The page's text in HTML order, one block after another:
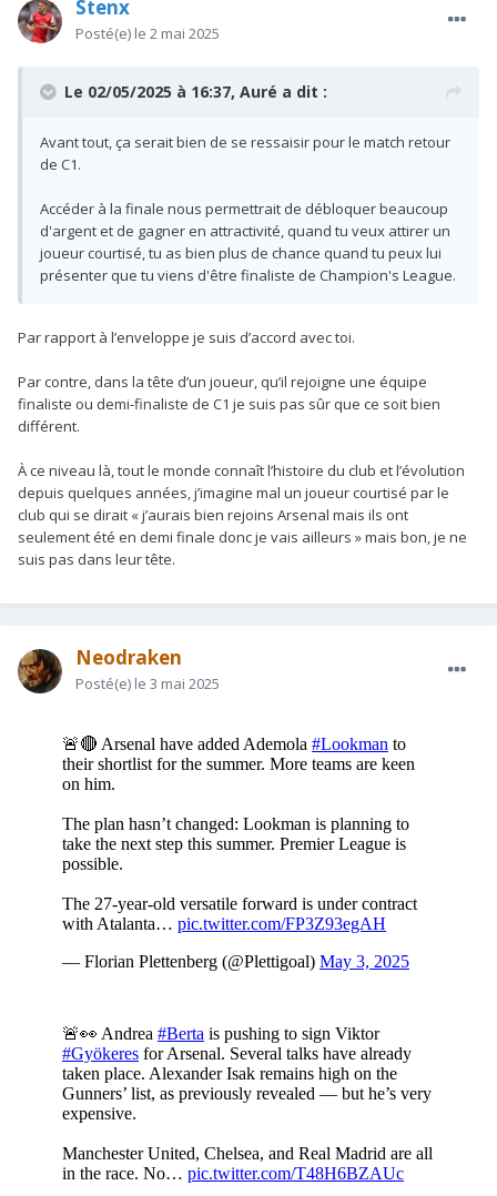
Stenx
Posté(e) le 2 mai 2025
Le 02/05/2025 à 16:37, Auré a dit :
Avant tout, ça serait bien de se ressaisir pour le match retour
de C1.
Accéder à la finale nous permettrait de débloquer beaucoup
d'argent et de gagner en attractivité, quand tu veux attirer un
joueur courtisé, tu as bien plus de chance quand tu peux lui
présenter que tu viens d'être finaliste de Champion's League.
Par rapport à l’enveloppe je suis d’accord avec toi.
Par contre, dans la tête d’un joueur, qu’il rejoigne une équipe
finaliste ou demi-finaliste de C1 je suis pas sûr que ce soit bien
différent.
À ce niveau là, tout le monde connaît l’histoire du club et l’évolution
depuis quelques années, j’imagine mal un joueur courtisé par le
club qui se dirait « j’aurais bien rejoins Arsenal mais ils ont
seulement été en demi finale donc je vais ailleurs » mais bon, je ne
suis pas dans leur tête.
Neodraken
Posté(e) le 3 mai 2025